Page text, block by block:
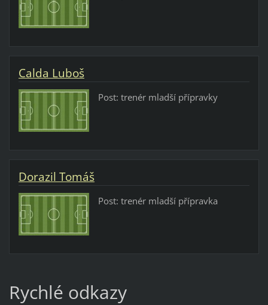
Calda Luboš
Post: trenér mladší přípravky
Dorazil Tomáš
Post: trenér mladší přípravka
Rychlé odkazy